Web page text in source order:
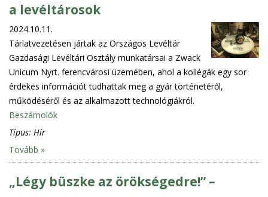
a levéltárosok
2024.10.11.
Tárlatvezetésen jártak az Országos Levéltár
Gazdasági Levéltári Osztály munkatársai a Zwack
Unicum Nyrt. ferencvárosi üzemében, ahol a kollégák egy sor
érdekes információt tudhattak meg a gyár történetéről,
működéséről és az alkalmazott technológiákról.
Beszámolók
Típus: Hír
Tovább »
„Légy büszke az örökségedre!” –